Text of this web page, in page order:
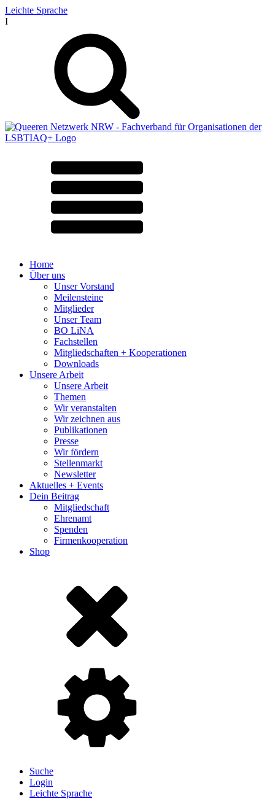
Leichte Sprache
I
Home
Über uns
Unser Vorstand
Meilensteine
Mitglieder
Unser Team
BO LiNA
Fachstellen
Mitgliedschaften + Kooperationen
Downloads
Unsere Arbeit
Unsere Arbeit
Themen
Wir veranstalten
Wir zeichnen aus
Publikationen
Presse
Wir fördern
Stellenmarkt
Newsletter
Aktuelles + Events
Dein Beitrag
Mitgliedschaft
Ehrenamt
Spenden
Firmenkooperation
Shop
Suche
Login
Leichte Sprache